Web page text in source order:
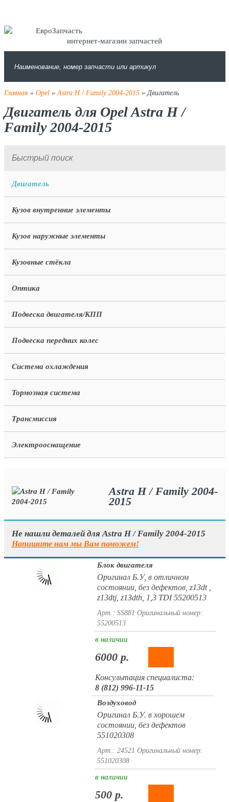
интернет-магазин запчастей
Главная » Opel»Astra H / Family 2004-2015» Двигатель
Двигатель для Opel Astra H /
Family 2004-2015
Двигатель
Кузов внутренние элементы
Кузов наружные элементы
Кузовные стёкла
Оптика
Подвеска двигателя/КПП
Подвеска передних колес
Система охлаждения
Тормозная система
Трансмиссия
Электрооснащение
Astra H / Family 2004-
2015
Не нашли деталей для Astra H / Family 2004-2015
Напишите нам мы Вам поможем!
Блок двигателя
Оригинал Б.У, в отличном
состоянии, без дефектов, z13dt ,
z13dtj, z13dth, 1,3 TDI 55200513
Арт.: SS881 Оригинальный номер:
55200513
в наличии
6000 р.
Консультация специалиста:
8 (812) 996-11-15
Воздуховод
Оригинал Б.У. в хорошем
состоянии, без дефектов
551020308
Арт.: 24521 Оригинальный номер:
551020308
в наличии
500 р.